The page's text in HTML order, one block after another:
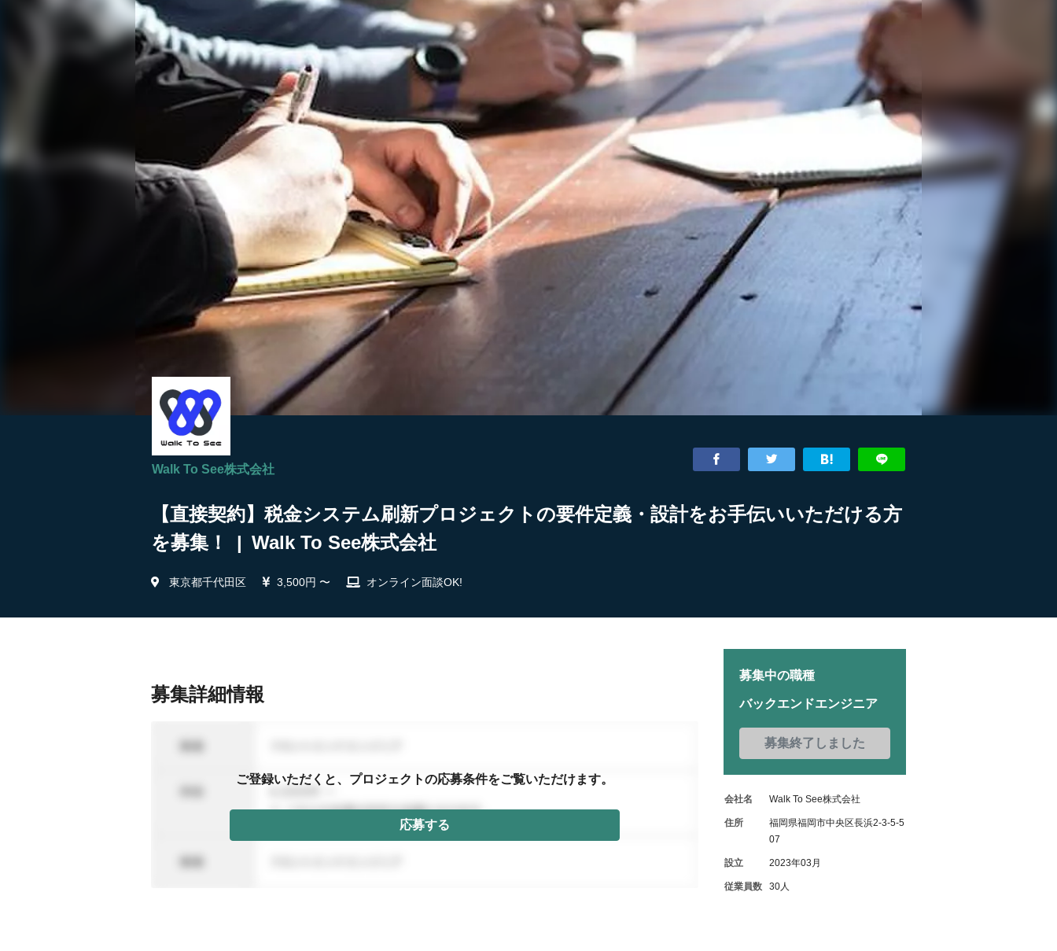
Walk To See株式会社
【直接契約】税金システム刷新プロジェクトの要件定義・設計をお手伝いいただける方
を募集！ | Walk To See株式会社
東京都千代田区 3,500円 〜 オンライン面談OK!
募集詳細情報
ご登録いただくと、プロジェクトの応募条件をご覧いただけます。
応募する
募集中の職種
バックエンドエンジニア
募集終了しました
会社名 Walk To See株式会社
住所
福岡県福岡市中央区長浜2-3-5-5
07
設立 2023年03月
従業員数 30人